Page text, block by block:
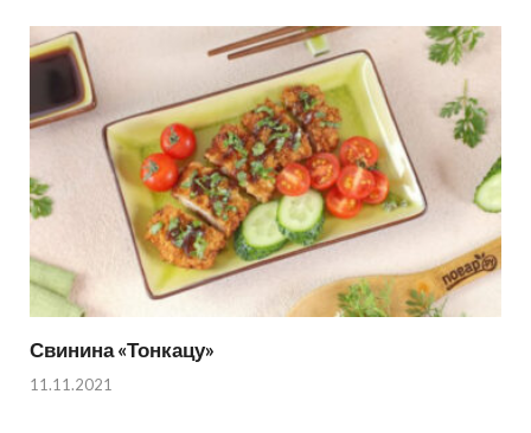
Свинина «Тонкацу»
11.11.2021